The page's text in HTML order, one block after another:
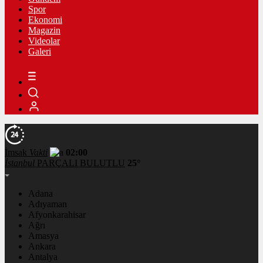
Spor
Ekonomi
Magazin
Videolar
Galeri
İmsak Vakti
02:00
İstanbul PARÇALI BULUTLU 25°
Adana
Adıyaman
Afyonkarahisar
Ağrı
Amasya
Ankara
Antalya